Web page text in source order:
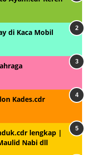
di Kaca Mobil
Kades.cdr
lengkap |
Nabi dll